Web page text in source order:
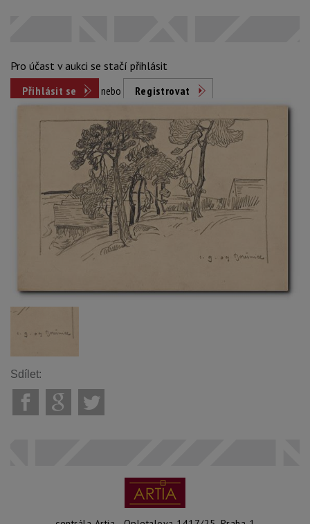
Pro účast v aukci se stačí přihlásit
Přihlásit se
nebo Registrovat
Sdílet: